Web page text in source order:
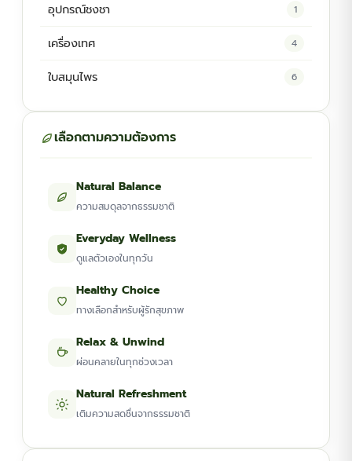
อุปกรณ์ชงชา 1
เครื่องเทศ 4
ใบสมุนไพร 6
เลือกตามความต้องการ
Natural Balance
ความสมดุลจากธรรมชาติ
Everyday Wellness
ดูแลตัวเองในทุกวัน
Healthy Choice
ทางเลือกสำหรับผู้รักสุขภาพ
Relax & Unwind
ผ่อนคลายในทุกช่วงเวลา
Natural Refreshment
เติมความสดชื่นจากธรรมชาติ